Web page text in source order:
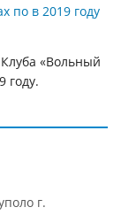
«Вольный
году.
г.